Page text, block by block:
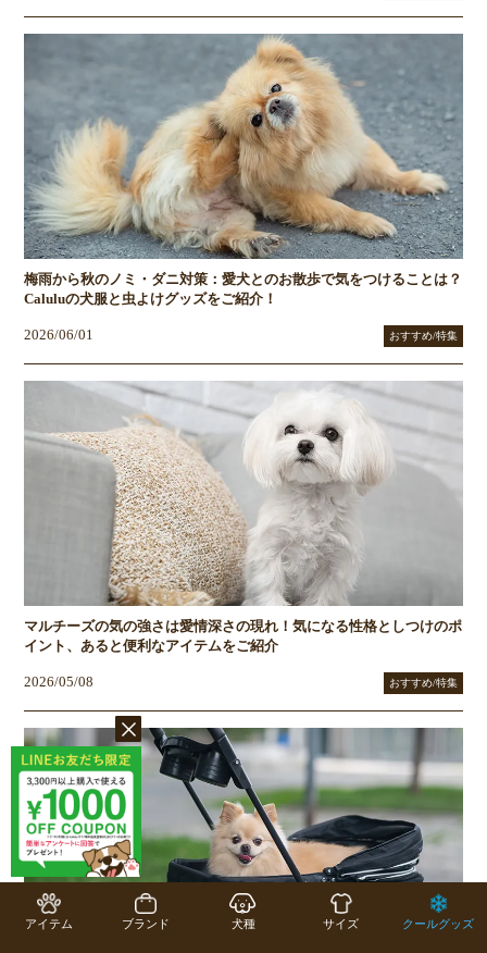
アイテム ブランド 犬種 サイズ クールグッズ
梅雨から秋のノミ・ダニ対策：愛犬とのお散歩で気をつけることは？
Caluluの犬服と虫よけグッズをご紹介！
2026/06/01 おすすめ/特集
マルチーズの気の強さは愛情深さの現れ！気になる性格としつけのポ
イント、あると便利なアイテムをご紹介
2026/05/08 おすすめ/特集